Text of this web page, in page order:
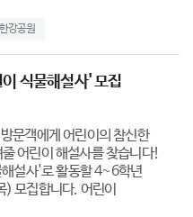
한강공원
식물해설사' 모집
문객에게 어린이의 참신한
어린이 해설사를 찾습니다!
설사'로 활동할 4~6학년
모집합니다. 어린이